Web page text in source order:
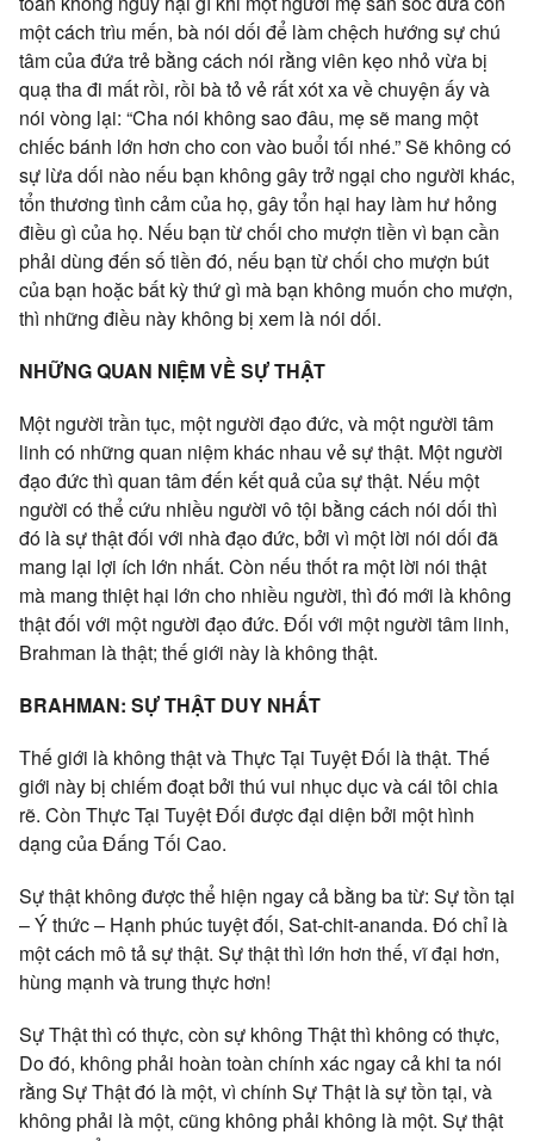
một cách trìu mến, bà nói dối để làm chệch hướng sự chú
tâm của đứa trẻ bằng cách nói rằng viên kẹo nhỏ vừa bị
quạ tha đi mất rồi, rồi bà tỏ vẻ rất xót xa về chuyện ấy và
nói vòng lại: “Cha nói không sao đâu, mẹ sẽ mang một
chiếc bánh lớn hơn cho con vào buổi tối nhé.” Sẽ không có
sự lừa dối nào nếu bạn không gây trở ngại cho người khác,
tổn thương tình cảm của họ, gây tổn hại hay làm hư hỏng
điều gì của họ. Nếu bạn từ chối cho mượn tiền vì bạn cần
phải dùng đến số tiền đó, nếu bạn từ chối cho mượn bút
của bạn hoặc bất kỳ thứ gì mà bạn không muốn cho mượn,
thì những điều này không bị xem là nói dối.
NHỮNG QUAN NIỆM VỀ SỰ THẬT
Một người trần tục, một người đạo đức, và một người tâm
linh có những quan niệm khác nhau vẻ sự thật. Một người
đạo đức thì quan tâm đến kết quả của sự thật. Nếu một
người có thể cứu nhiều người vô tội bằng cách nói dối thì
đó là sự thật đối với nhà đạo đức, bởi vì một lời nói dối đã
mang lại lợi ích lớn nhất. Còn nếu thốt ra một lời nói thật
mà mang thiệt hại lớn cho nhiều người, thì đó mới là không
thật đối với một người đạo đức. Đối với một người tâm linh,
Brahman là thật; thế giới này là không thật.
BRAHMAN: SỰ THẬT DUY NHẤT
Thế giới là không thật và Thực Tại Tuyệt Đối là thật. Thế
giới này bị chiếm đoạt bởi thú vui nhục dục và cái tôi chia
rẽ. Còn Thực Tại Tuyệt Đối được đại diện bởi một hình
dạng của Đấng Tối Cao.
Sự thật không được thể hiện ngay cả bằng ba từ: Sự tồn tại
– Ý thức – Hạnh phúc tuyệt đối, Sat-chit-ananda. Đó chỉ là
một cách mô tả sự thật. Sự thật thì lớn hơn thế, vĩ đại hơn,
hùng mạnh và trung thực hơn!
Sự Thật thì có thực, còn sự không Thật thì không có thực,
Do đó, không phải hoàn toàn chính xác ngay cả khi ta nói
rằng Sự Thật đó là một, vì chính Sự Thật là sự tồn tại, và
không phải là một, cũng không phải không là một. Sự thật